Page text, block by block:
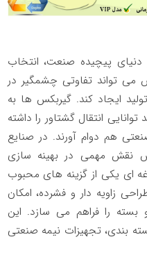
دنیای پیچیده صنعت، انتخاب
تواند تفاوتی چشمگیر در
ایجاد کند. گیربکس‌ ها به
توانایی انتقال گشتاور را داشته
هم دوام آورند. در صنایع
نقش مهمی در بهینه‌ سازی
ای یکی از گزینه‌ های محبوب
زاویه‌ دار و فشرده، امکان
را فراهم می‌ سازد. این
بندی، تجهیزات نیمه‌ صنعتی